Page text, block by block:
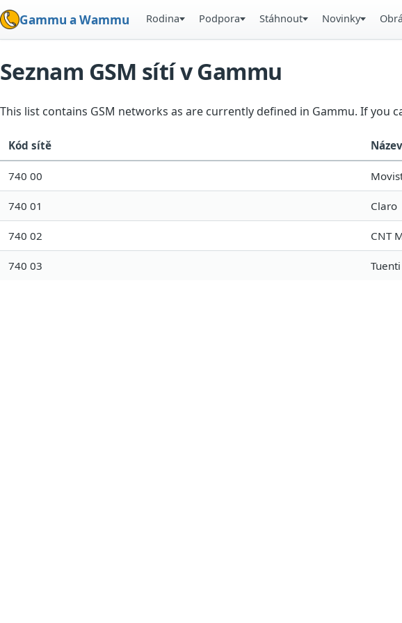
Gammu a Wammu Rodina Podpora Stáhnout Novinky
Seznam GSM sítí v Gammu
This list contains GSM networks as are currently defined in Gammu. If you
Kód sítě
740 00
740 01 Claro
740 02 CNT
740 03 Tuenti